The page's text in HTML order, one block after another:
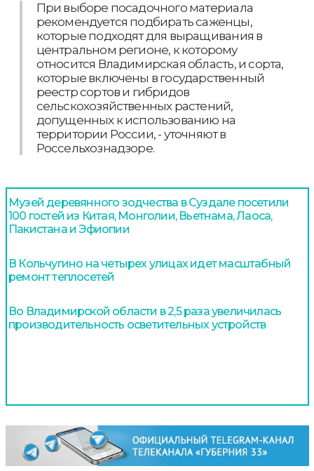
При выборе посадочного материала
рекомендуется подбирать саженцы,
которые подходят для выращивания в
центральном регионе, к которому
относится Владимирская область, и сорта,
которые включены в государственный
реестр сортов и гибридов
сельскохозяйственных растений,
допущенных к использованию на
территории России, - уточняют в
Россельхознадзоре.
Музей деревянного зодчества в Суздале посетили
100 гостей из Китая, Монголии, Вьетнама, Лаоса,
Пакистана и Эфиопии
В Кольчугино на четырех улицах идет масштабный
ремонт теплосетей
Во Владимирской области в 2,5 раза увеличилась
производительность осветительных устройств